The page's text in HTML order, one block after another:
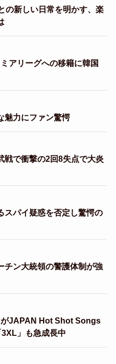
の新しい日常を明かす、楽
アリーグへの移籍に韓国
魅力にファン驚愕
戦で衝撃の2回8失点で大炎
スパイ疑惑を否定し驚愕の
チン大統領の警護体制が強
JAPAN Hot Shot Songs
」も急成長中